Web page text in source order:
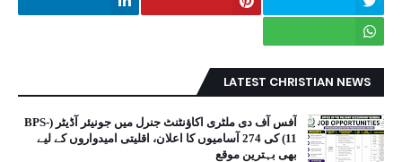
LATEST CHRISTIAN NEWS
آفس آف دی ملٹری اکاؤنٹنٹ جنرل میں جونیئر آڈیٹر (BPS-
11) کی 274 آسامیوں کا اعلان، اقلیتی امیدواروں کے لیے
بھی بہترین موقع